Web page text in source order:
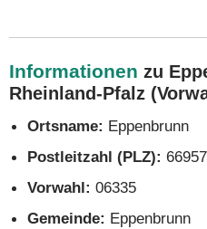
Informationen zu
Rheinland-Pfalz
Ortsname: Eppenbrunn
Postleitzahl (PLZ): 66957
Vorwahl: 06335
Gemeinde: Eppenbrunn